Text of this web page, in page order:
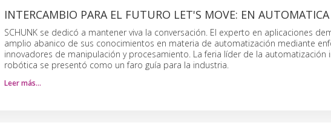
INTERCAMBIO PARA EL FUTURO LET'S MOVE: EN AUTOMATICA
SCHUNK se dedicó a mantener viva la conversación. El experto en aplicaciones
amplio abanico de sus conocimientos en materia de automatización mediante
innovadores de manipulación y procesamiento. La feria líder de la automatización
robótica se presentó como un faro guía para la industria.
Leer más…